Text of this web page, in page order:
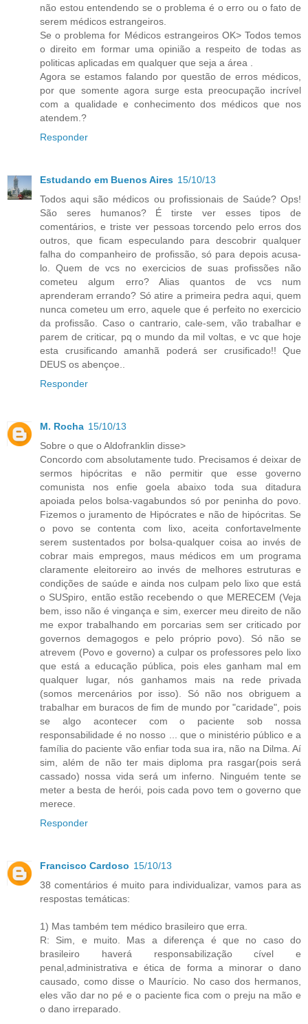
não estou entendendo se o problema é o erro ou o fato de
serem médicos estrangeiros.
Se o problema for Médicos estrangeiros OK> Todos temos
o direito em formar uma opinião a respeito de todas as
politicas aplicadas em qualquer que seja a área .
Agora se estamos falando por questão de erros médicos,
por que somente agora surge esta preocupação incrível
com a qualidade e conhecimento dos médicos que nos
atendem.?
Responder
Estudando em Buenos Aires 15/10/13
Todos aqui são médicos ou profissionais de Saúde? Ops!
São seres humanos? É tirste ver esses tipos de
comentários, e triste ver pessoas torcendo pelo erros dos
outros, que ficam especulando para descobrir qualquer
falha do companheiro de profissão, só para depois acusa-
lo. Quem de vcs no exercicios de suas profissões não
cometeu algum erro? Alias quantos de vcs num
aprenderam errando? Só atire a primeira pedra aqui, quem
nunca cometeu um erro, aquele que é perfeito no exercicio
da profissão. Caso o cantrario, cale-sem, vão trabalhar e
parem de criticar, pq o mundo da mil voltas, e vc que hoje
esta crusificando amanhã poderá ser crusificado!! Que
DEUS os abençoe..
Responder
M. Rocha 15/10/13
Sobre o que o Aldofranklin disse>
Concordo com absolutamente tudo. Precisamos é deixar de
sermos hipócritas e não permitir que esse governo
comunista nos enfie goela abaixo toda sua ditadura
apoiada pelos bolsa-vagabundos só por peninha do povo.
Fizemos o juramento de Hipócrates e não de hipócritas. Se
o povo se contenta com lixo, aceita confortavelmente
serem sustentados por bolsa-qualquer coisa ao invés de
cobrar mais empregos, maus médicos em um programa
claramente eleitoreiro ao invés de melhores estruturas e
condições de saúde e ainda nos culpam pelo lixo que está
o SUSpiro, então estão recebendo o que MERECEM (Veja
bem, isso não é vingança e sim, exercer meu direito de não
me expor trabalhando em porcarias sem ser criticado por
governos demagogos e pelo próprio povo). Só não se
atrevem (Povo e governo) a culpar os professores pelo lixo
que está a educação pública, pois eles ganham mal em
qualquer lugar, nós ganhamos mais na rede privada
(somos mercenários por isso). Só não nos obriguem a
trabalhar em buracos de fim de mundo por "caridade", pois
se algo acontecer com o paciente sob nossa
responsabilidade é no nosso ... que o ministério público e a
família do paciente vão enfiar toda sua ira, não na Dilma. Aí
sim, além de não ter mais diploma pra rasgar(pois será
cassado) nossa vida será um inferno. Ninguém tente se
meter a besta de herói, pois cada povo tem o governo que
merece.
Responder
Francisco Cardoso 15/10/13
38 comentários é muito para individualizar, vamos para as
respostas temáticas:
1) Mas também tem médico brasileiro que erra.
R: Sim, e muito. Mas a diferença é que no caso do
brasileiro haverá responsabilização cível e
penal,administrativa e ética de forma a minorar o dano
causado, como disse o Maurício. No caso dos hermanos,
eles vão dar no pé e o paciente fica com o preju na mão e
o dano irreparado.